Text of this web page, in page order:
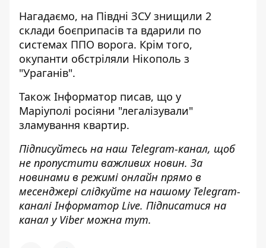
Нагадаємо, на Півдні ЗСУ знищили 2
склади боєприпасів та вдарили по
системах ППО ворога. Крім того,
окупанти обстріляли Нікополь з
"Ураганів".
Також Інформатор писав, що у
Маріуполі росіяни "легалізували"
зламування квартир.
Підписуйтесь на наш Telegram-канал, щоб
не пропустити важливих новин. За
новинами в режимі онлайн прямо в
месенджері слідкуйте на нашому Telegram-
каналіІнформатор Live. Підписатися на
канал у Viber можна тут.